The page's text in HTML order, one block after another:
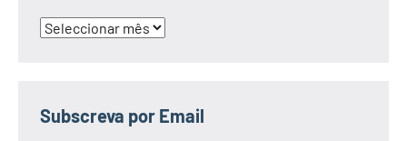
Arquivo
Subscreva por Email